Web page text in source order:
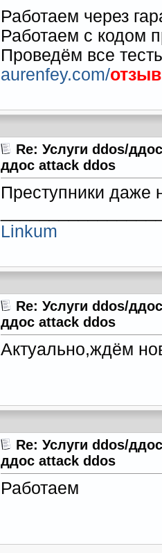
Работаем через
Работаем с кодом
Проведём все
aurenfey.com/
Re: Услуги ddos/
ддос attack ddos
Преступники даже
Linkum
Re: Услуги ddos/
ддос attack ddos
Актуально,ждём
Re: Услуги ddos/
ддос attack ddos
Работаем